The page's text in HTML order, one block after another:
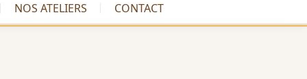
NOS ATELIERS CONTACT